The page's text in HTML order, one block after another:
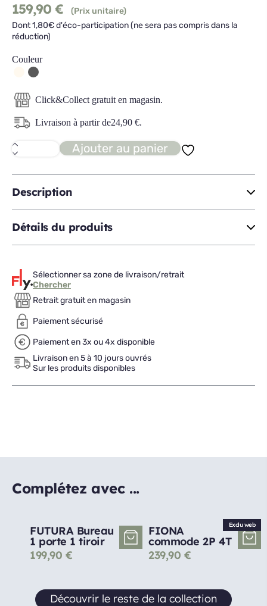
159,90 €
(Prix unitaire)
Dont 1,80€ d'éco-participation (ne sera pas compris dans la
réduction)
Couleur
Click&Collect gratuit en magasin.
Livraison à partir de24,90 €.
quantité
de
chaise
fixes
Ajouter au panier
Description
Détails du produits
Sélectionner sa zone de livraison/retrait
Chercher
Retrait gratuit en magasin
Paiement sécurisé
Paiement en 3x ou 4x disponible
Livraison en 5 à 10 jours ouvrés
Sur les produits disponibles
Complétez avec ...
FUTURA Bureau
1 porte 1 tiroir
199,90 €
Exclu web
FIONA
commode 2P 4T
239,90 €
Découvrir le reste de la collection